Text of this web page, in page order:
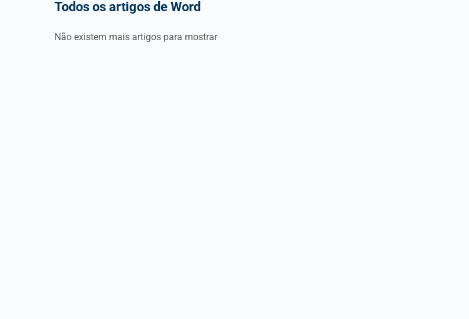
Todos os artigos de Word
Não existem mais artigos para mostrar